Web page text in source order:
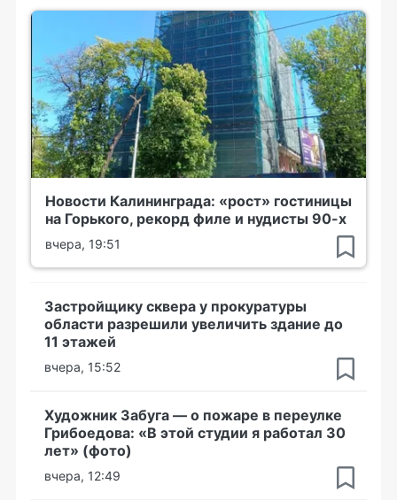
Новости Калининграда: «рост» гостиницы
на Горького, рекорд филе и нудисты 90-х
вчера, 19:51
Застройщику сквера у прокуратуры
области разрешили увеличить здание до
11 этажей
вчера, 15:52
Художник Забуга — о пожаре в переулке
Грибоедова: «В этой студии я работал 30
лет» (фото)
вчера, 12:49